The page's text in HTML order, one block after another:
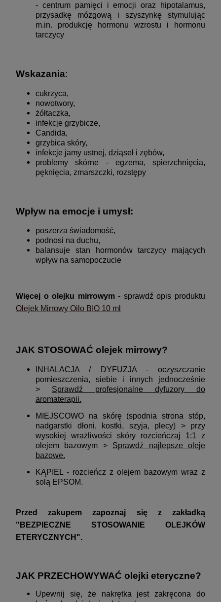
- centrum pamięci i emocji oraz hipotalamus,
przysadkę mózgową i szyszynkę stymulując
m.in. produkcję hormonu wzrostu i hormonu
tarczycy
Wskazania:
cukrzyca,
nowotwory,
żółtaczka,
infekcje grzybicze,
Candida,
grzybica skóry,
infekcje jamy ustnej, dziąseł i zębów,
problemy skórne - egzema, spierzchnięcia,
pęknięcia, zmarszczki, rozstępy
Wpływ na emocje i umysł:
poszerza świadomość,
podnosi na duchu,
balansuje stan hormonów tarczycy mających
wpływ na samopoczucie
Więcej o olejku mirrowym- sprawdź opis produktu
Olejek Mirrowy Oilo BIO 10 ml
JAK STOSOWAĆ olejek mirrowy?
INHALACJA / DYFUZJA - oczyszczanie
pomieszczenia, siebie i innych jednocześnie
> Sprawdź profesjonalne dyfuzory do
aromaterapii.
MIEJSCOWO na skórę (spodnia strona stóp,
nadgarstki dłoni, kostki, szyja, plecy) > przy
wysokiej wrażliwości skóry rozcieńczaj 1:1 z
olejem bazowym > Sprawdź najlepsze oleje
bazowe.
KĄPIEL - rozcieńcz z olejem bazowym wraz z
solą EPSOM.
Przed zakupem zapoznaj się z zakładką
" BEZPIECZNE STOSOWANIE OLEJKÓW
ETERYCZNYCH".
JAK PRZECHOWYWAĆ olejki eteryczne?
Upewnij się, że nakrętka jest zakręcona do